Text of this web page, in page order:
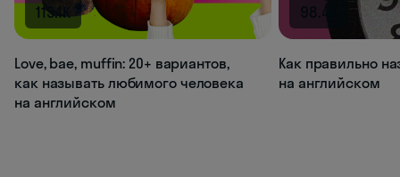
113.1K
Love, bae, muffin: 20+ вариантов,
как называть любимого человека
на английском
98.4K
Как правильно
на английском